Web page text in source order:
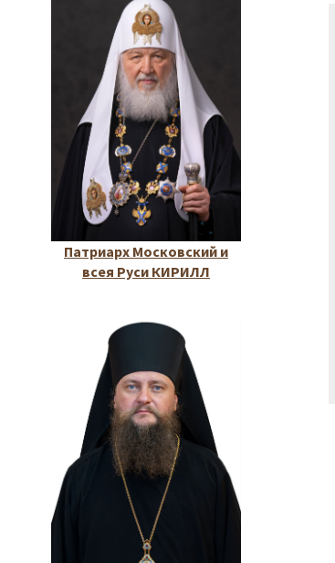
Патриарх Московский и
всея Руси КИРИЛЛ